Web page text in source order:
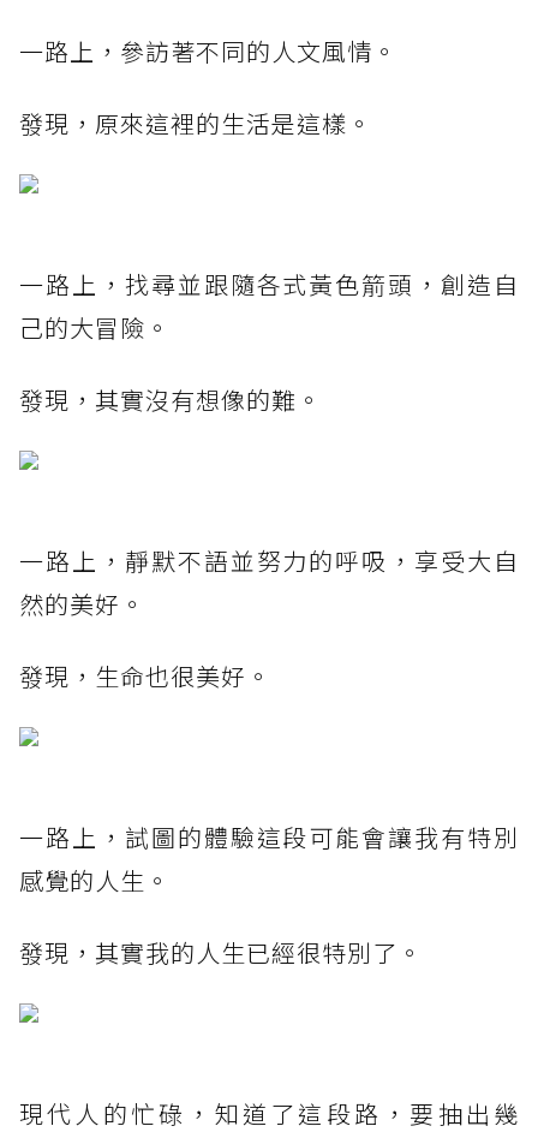
一路上，參訪著不同的人文風情。
發現，原來這裡的生活是這樣。
一路上，找尋並跟隨各式黃色箭頭，創造自
己的大冒險。
發現，其實沒有想像的難。
一路上，靜默不語並努力的呼吸，享受大自
然的美好。
發現，生命也很美好。
一路上，試圖的體驗這段可能會讓我有特別
感覺的人生。
發現，其實我的人生已經很特別了。
現代人的忙碌，知道了這段路，要抽出幾